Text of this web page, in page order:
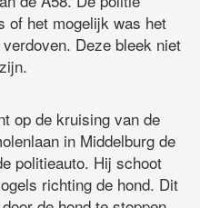
of het mogelijk was het
Deze bleek niet
op de kruising van de
in Middelburg de
politieauto. Hij schoot
richting de hond. Dit